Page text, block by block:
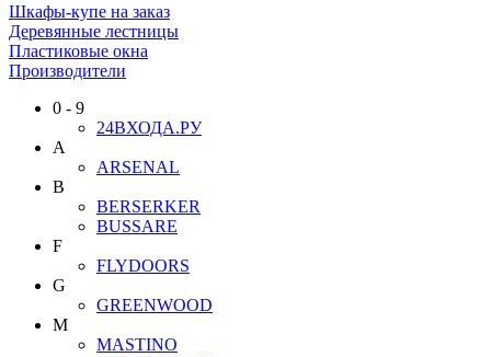
Шкафы-купе на заказ
Деревянные лестницы
Пластиковые окна
Производители
0 - 9
24ВХОДА.РУ
A
ARSENAL
B
BERSERKER
BUSSARE
F
FLYDOORS
G
GREENWOOD
M
MASTINO